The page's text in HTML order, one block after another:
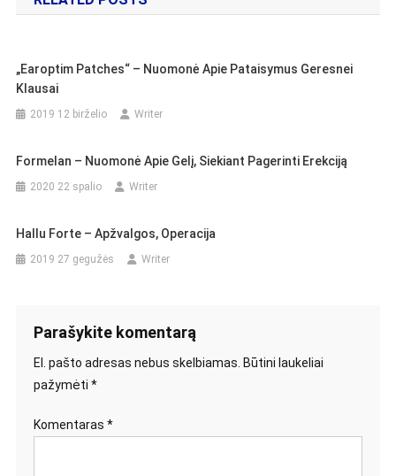
įrašų
„Earoptim Patches“ – Nuomonė Apie Pataisymus Geresnei
Klausai
2019 12 birželio Writer
Formelan – Nuomonė Apie Gelį, Siekiant Pagerinti Erekciją
2020 22 spalio Writer
Hallu Forte – Apžvalgos, Operacija
2019 27 gegužės Writer
Parašykite komentarą
El. pašto adresas nebus skelbiamas. Būtini laukeliai
pažymėti *
Komentaras *